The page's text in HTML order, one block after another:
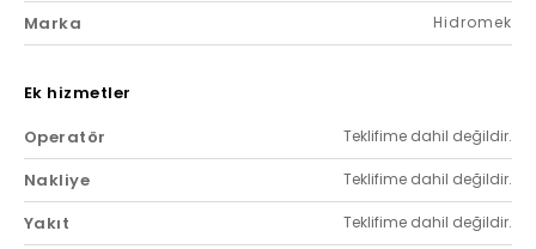
Marka Hidromek
Ek hizmetler
Operatör
Teklifime dahil değildir.
Nakliye Teklifime dahil değildir.
Yakıt Teklifime dahil değildir.